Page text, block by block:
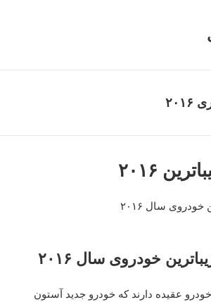
۲۰۱۶
سال ۲۰۱۶
خودروی سال ۲۰۱۶
عقیده دارند که خودرو جدید آستون